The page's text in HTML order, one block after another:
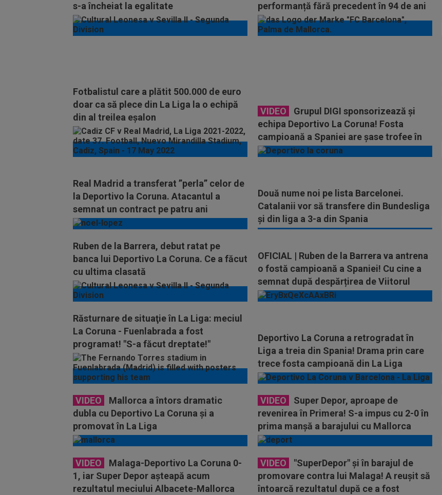
s-a încheiat la egalitate
performanță fără precedent în 94 de ani
de La Liga
Fotbalistul care a plătit 500.000 de euro
doar ca să plece din La Liga la o echipă
din al treilea eșalon
VIDEO
Grupul DIGI sponsorizează şi
echipa Deportivo La Coruna! Fosta
campioană a Spaniei are şase trofee în
La Liga
Real Madrid a transferat ”perla” celor de
la Deportivo la Coruna. Atacantul a
semnat un contract pe patru ani
Două nume noi pe lista Barcelonei.
Catalanii vor să transfere din Bundesliga
și din liga a 3-a din Spania
Ruben de la Barrera, debut ratat pe
banca lui Deportivo La Coruna. Ce a făcut
cu ultima clasată
OFICIAL | Ruben de la Barrera va antrena
o fostă campioană a Spaniei! Cu cine a
semnat după despărțirea de Viitorul
Răsturnare de situaţie în La Liga: meciul
La Coruna - Fuenlabrada a fost
programat! "S-a făcut dreptate!"
Deportivo La Coruna a retrogradat în
Liga a treia din Spania! Drama prin care
trece fosta campioană din La Liga
VIDEO
Mallorca a întors dramatic
dubla cu Deportivo La Coruna și a
promovat în La Liga
VIDEO
Super Depor, aproape de
revenirea în Primera! S-a impus cu 2-0 în
prima manșă a barajului cu Mallorca
VIDEO
Malaga-Deportivo La Coruna 0-
1, iar Super Depor aşteapă acum
rezultatul meciului Albacete-Mallorca
VIDEO
"SuperDepor" şi în barajul de
promovare contra lui Malaga! A reuşit să
întoarcă rezultatul după ce a fost